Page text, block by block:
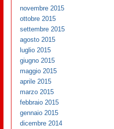
novembre 2015
ottobre 2015
settembre 2015
agosto 2015
luglio 2015
giugno 2015
maggio 2015
aprile 2015
marzo 2015
febbraio 2015
gennaio 2015
dicembre 2014